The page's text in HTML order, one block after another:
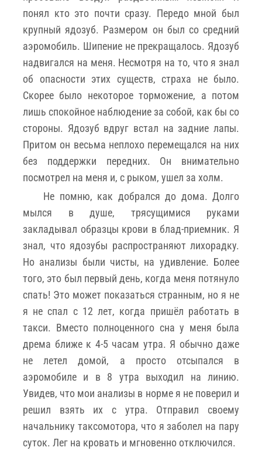
понял кто это почти сразу. Передо мной был
крупный ядозуб. Размером он был со средний
аэромобиль. Шипение не прекращалось. Ядозуб
надвигался на меня. Несмотря на то, что я знал
об опасности этих существ, страха не было.
Скорее было некоторое торможение, а потом
лишь спокойное наблюдение за собой, как бы со
стороны. Ядозуб вдруг встал на задние лапы.
Притом он весьма неплохо перемещался на них
без поддержки передних. Он внимательно
посмотрел на меня и, с рыком, ушел за холм.
Не помню, как добрался до дома. Долго
мылся в душе, трясущимися руками
закладывал образцы крови в блад-приемник. Я
знал, что ядозубы распространяют лихорадку.
Но анализы были чисты, на удивление. Более
того, это был первый день, когда меня потянуло
спать! Это может показаться странным, но я не
я не спал с 12 лет, когда пришёл работать в
такси. Вместо полноценного сна у меня была
дрема ближе к 4-5 часам утра. Я обычно даже
не летел домой, а просто отсыпался в
аэромобиле и в 8 утра выходил на линию.
Увидев, что мои анализы в норме я не поверил и
решил взять их с утра. Отправил своему
начальнику таксомотора, что я заболел на пару
суток. Лег на кровать и мгновенно отключился.